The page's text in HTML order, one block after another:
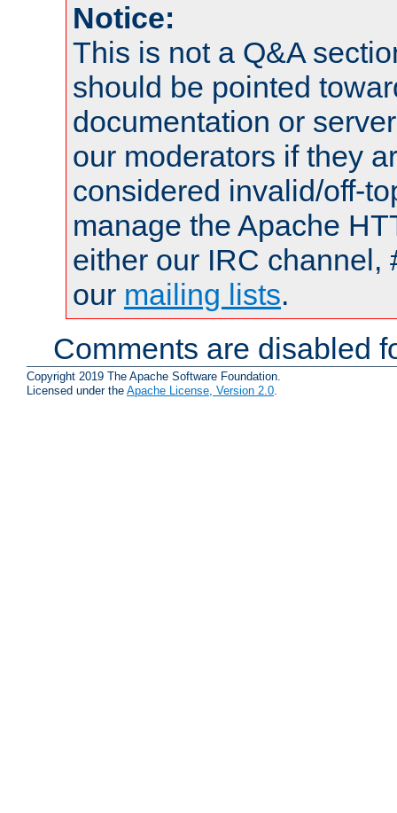
Notice:
This is not a Q&A
should be pointed
documentation or
our moderators if they
considered invalid/off-
manage the Apache
either our IRC channel,
our mailing lists.
Comments are disabled
Copyright 2019 The Apache Software Foundation.
Licensed under the Apache License, Version 2.0.